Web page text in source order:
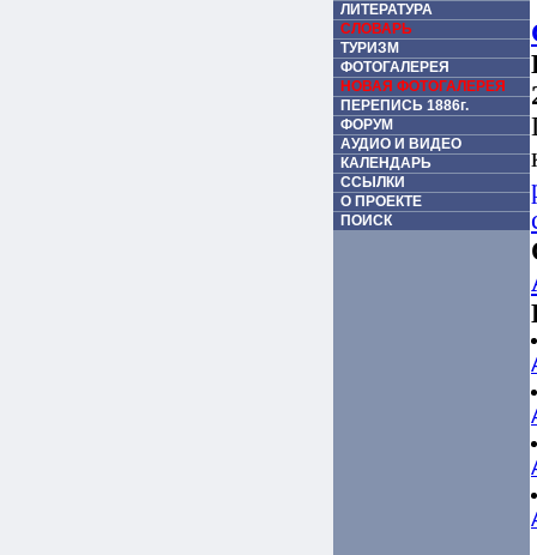
ЛИТЕРАТУРА
СЛОВАРЬ
ТУРИЗМ
ФОТОГАЛЕРЕЯ
НОВАЯ ФОТОГАЛЕРЕЯ
ПЕРЕПИСЬ 1886г.
ФОРУМ
АУДИО И ВИДЕО
КАЛЕНДАРЬ
ССЫЛКИ
О ПРОЕКТЕ
ПОИСК